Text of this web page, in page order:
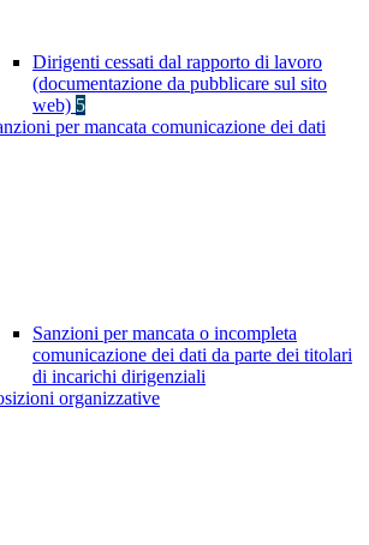
Dirigenti cessati dal rapporto di lavoro
(documentazione da pubblicare sul sito
web) 5
per mancata comunicazione dei dati
Sanzioni per mancata o incompleta
comunicazione dei dati da parte dei titolari
di incarichi dirigenziali
organizzative